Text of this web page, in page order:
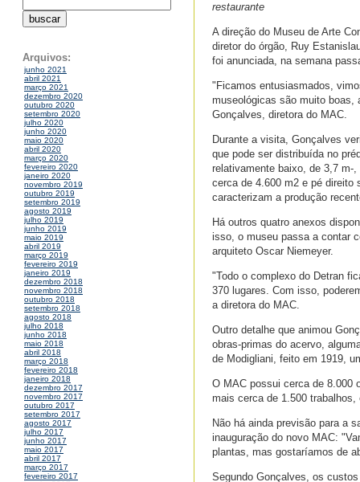
Arquivos:
junho 2021
abril 2021
março 2021
dezembro 2020
outubro 2020
setembro 2020
julho 2020
junho 2020
maio 2020
abril 2020
março 2020
fevereiro 2020
janeiro 2020
novembro 2019
outubro 2019
setembro 2019
agosto 2019
julho 2019
junho 2019
maio 2019
abril 2019
março 2019
fevereiro 2019
janeiro 2019
dezembro 2018
novembro 2018
outubro 2018
setembro 2018
agosto 2018
julho 2018
junho 2018
maio 2018
abril 2018
março 2018
fevereiro 2018
janeiro 2018
dezembro 2017
novembro 2017
outubro 2017
setembro 2017
agosto 2017
julho 2017
junho 2017
maio 2017
abril 2017
março 2017
fevereiro 2017
restaurante
A direção do Museu de Arte
diretor do órgão, Ruy
foi anunciada, na semana
"Ficamos entusiasmados,
museológicas são muito boas,
Gonçalves, diretora do MAC.
Durante a visita, Gonçalves
que pode ser distribuída no
relativamente baixo, de 3,7 m-
cerca de 4.600 m2 e pé direito
caracterizam a produção
Há outros quatro anexos
isso, o museu passa a contar
arquiteto Oscar Niemeyer.
"Todo o complexo do Detran
370 lugares. Com isso,
a diretora do MAC.
Outro detalhe que animou
obras-primas do acervo,
de Modigliani, feito em 1919,
O MAC possui cerca de 8.000
mais cerca de 1.500
Não há ainda previsão para a
inauguração do novo MAC:
plantas, mas gostaríamos de
Segundo Gonçalves, os